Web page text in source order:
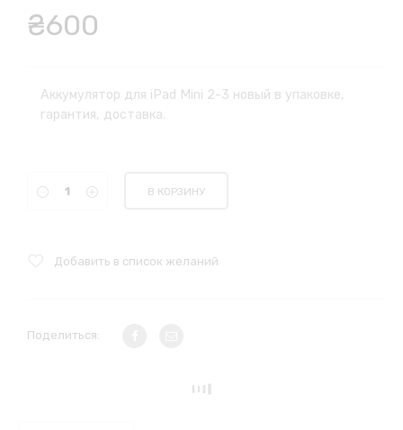
₴600
Аккумулятор для iPad Mini 2-3 новый в упаковке,
гарантия, доставка.
В КОРЗИНУ
Добавить в список желаний
Поделиться: